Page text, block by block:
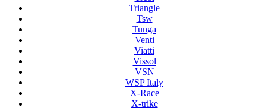
Triangle
Tsw
Tunga
Venti
Viatti
Vissol
VSN
WSP Italy
X-Race
X-trike